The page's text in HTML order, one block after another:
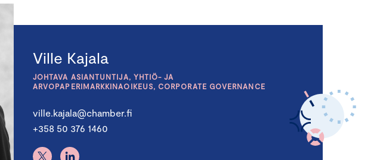
Ville Kajala
JOHTAVA ASIANTUNTIJA, YHTIÖ- JA
ARVOPAPERIMARKKINAOIKEUS, CORPORATE GOVERNANCE
ville.kajala@chamber.fi
+358 50 376 1460